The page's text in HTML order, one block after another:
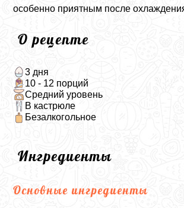
особенно приятным после
О рецепте
3 дня
10 - 12 порций
Средний уровень
В кастрюле
Безалкогольное
Ингредиенты
Основные ингредиенты